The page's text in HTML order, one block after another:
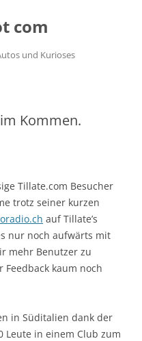
com
und Kurioses
Kommen.
Tillate.com Besucher
trotz seiner kurzen
auf Tillate’s
nur noch aufwärts mit
mehr Benutzer zu
kaum noch
in Süditalien dank der
Leute in einem Club zum